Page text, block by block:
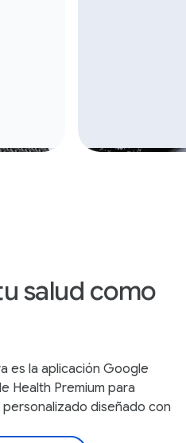
salud como
es la aplicación Google
Health Premium para
diseñado con